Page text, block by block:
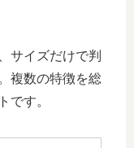
サイズだけで判
複数の特徴を総
です。